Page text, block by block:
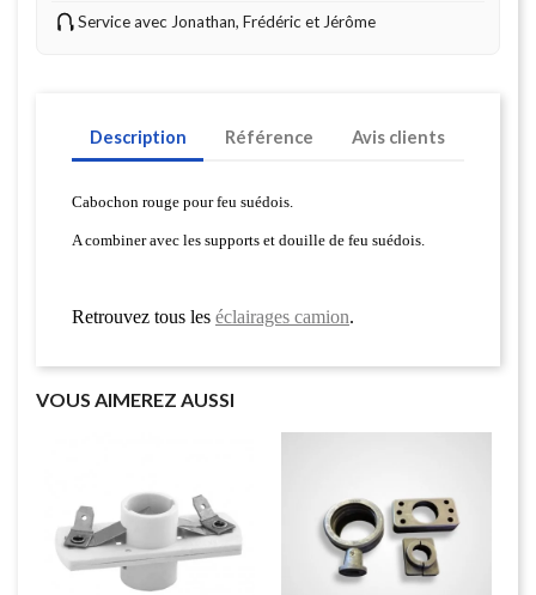
Service avec Jonathan, Frédéric et Jérôme
Description Référence Avis clients
Cabochon rouge pour feu suédois.
A combiner avec les supports et douille de feu suédois.
Retrouvez tous les éclairages camion.
VOUS AIMEREZ AUSSI